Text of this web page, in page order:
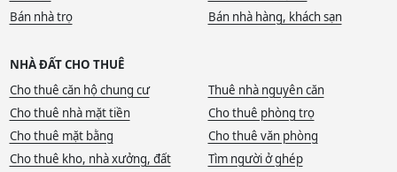
Bán nhà trọ
Bán nhà hàng, khách sạn
NHÀ ĐẤT CHO THUÊ
Cho thuê căn hộ chung cư
Thuê nhà nguyên căn
Cho thuê nhà mặt tiền
Cho thuê phòng trọ
Cho thuê mặt bằng
Cho thuê văn phòng
Cho thuê kho, nhà xưởng, đất
Tìm người ở ghép